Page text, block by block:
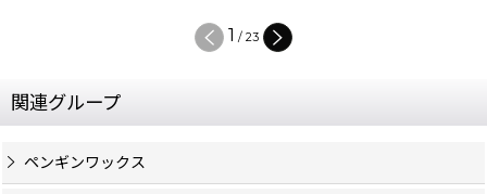
1 / 23
関連グループ
ペンギンワックス